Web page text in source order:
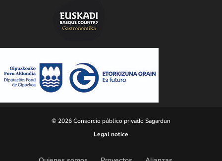
© 2026 Consorcio público privado Sagardun
Legal notice